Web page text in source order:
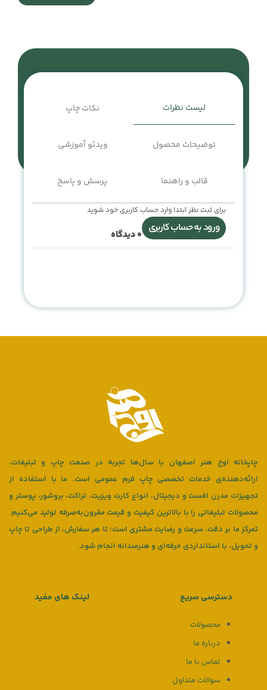
لیست نظرات نکات چاپ
توضیحات محصول ویدئو آموزشی
قالب و راهنما پرسش و پاسخ
برای ثبت نظر ابتدا وارد حساب کاربری خود شوید
ورود به حساب کاربری 0دیدگاه
چاپخانه اوج هنر اصفهان با سال‌ها تجربه در صنعت چاپ و تبلیغات،
ارائه‌دهنده‌ی خدمات تخصصی چاپ فرم عمومی است. ما با استفاده از
تجهیزات مدرن افست و دیجیتال، انواع کارت ویزیت، تراکت، بروشور، پوستر و
محصولات تبلیغاتی را با بالاترین کیفیت و قیمت مقرون‌به‌صرفه تولید می‌کنیم.
تمرکز ما بر دقت، سرعت و رضایت مشتری است؛ تا هر سفارش، از طراحی تا چاپ
و تحویل، با استانداردی حرفه‌ای و هنرمندانه انجام شود.
دسترسی سریع
محصولات
درباره ما
تماس با ما
سوالات متداول
لینک های مفید